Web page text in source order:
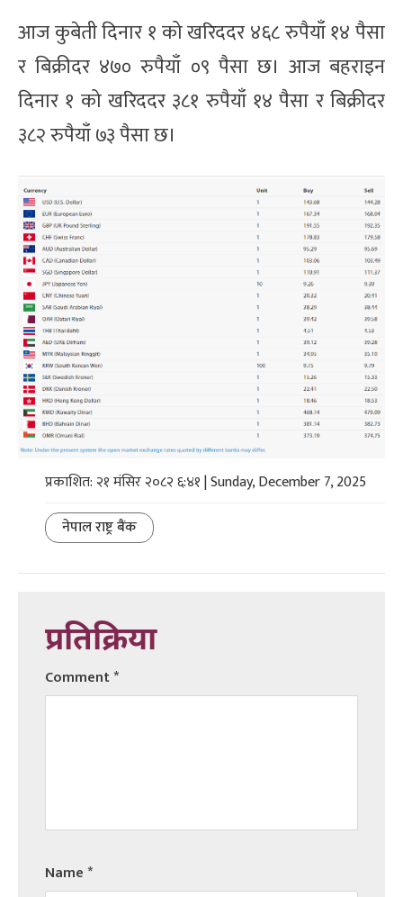
आज कुबेती दिनार १ को खरिददर ४६८ रुपैयाँ १४ पैसा
र बिक्रीदर ४७० रुपैयाँ ०९ पैसा छ। आज बहराइन
दिनार १ को खरिददर ३८१ रुपैयाँ १४ पैसा र बिक्रीदर
३८२ रुपैयाँ ७३ पैसा छ।
प्रकाशित: २१ मंसिर २०८२ ६:४१ | Sunday, December 7, 2025
नेपाल राष्ट्र बैंक
प्रतिक्रिया
Comment*
Name*